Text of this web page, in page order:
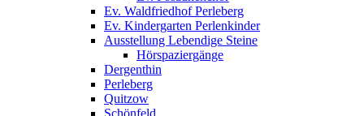
Ev. Waldfriedhof Perleberg
Ev. Kindergarten Perlenkinder
Ausstellung Lebendige Steine
Hörspaziergänge
Dergenthin
Perleberg
Quitzow
Schönfeld